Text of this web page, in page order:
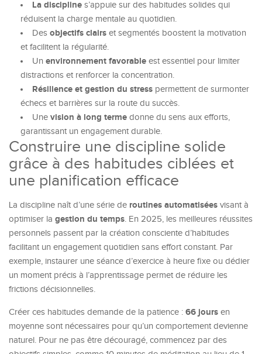
La discipline s’appuie sur des habitudes solides qui
réduisent la charge mentale au quotidien.
Des objectifs clairs et segmentés boostent la motivation
et facilitent la régularité.
Un environnement favorable est essentiel pour limiter
distractions et renforcer la concentration.
Résilience et gestion du stress permettent de surmonter
échecs et barrières sur la route du succès.
Une vision à long terme donne du sens aux efforts,
garantissant un engagement durable.
Construire une discipline solide
grâce à des habitudes ciblées et
une planification efficace
La discipline naît d’une série de routines automatisées visant à
optimiser la gestion du temps. En 2025, les meilleures réussites
personnels passent par la création consciente d’habitudes
facilitant un engagement quotidien sans effort constant. Par
exemple, instaurer une séance d’exercice à heure fixe ou dédier
un moment précis à l’apprentissage permet de réduire les
frictions décisionnelles.
Créer ces habitudes demande de la patience : 66 jours en
moyenne sont nécessaires pour qu’un comportement devienne
naturel. Pour ne pas être découragé, commencez par des